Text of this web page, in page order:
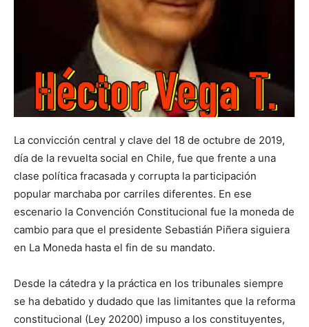
La convicción central y clave del 18 de octubre de 2019,
día de la revuelta social en Chile, fue que frente a una
clase política fracasada y corrupta la participación
popular marchaba por carriles diferentes. En ese
escenario la Convención Constitucional fue la moneda de
cambio para que el presidente Sebastián Piñera siguiera
en La Moneda hasta el fin de su mandato.
Desde la cátedra y la práctica en los tribunales siempre
se ha debatido y dudado que las limitantes que la reforma
constitucional (Ley 20200) impuso a los constituyentes,